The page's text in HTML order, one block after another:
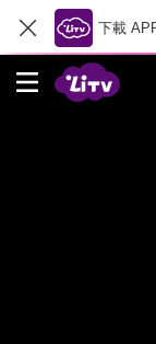
下載